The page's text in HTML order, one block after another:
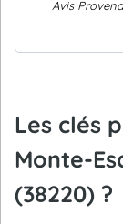
Avis
Les clés
Monte-
(38220) ?